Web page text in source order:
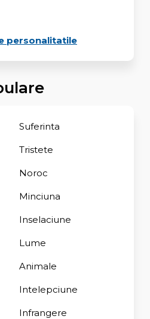
personalitatile
Suferinta
Tristete
Noroc
Minciuna
Inselaciune
Lume
Animale
Intelepciune
Infrangere